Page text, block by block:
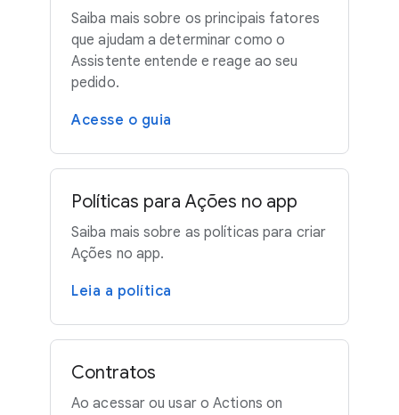
Saiba mais sobre os principais fatores
que ajudam a determinar como o
Assistente entende e reage ao seu
pedido.
Acesse o guia
Políticas para Ações no app
Saiba mais sobre as políticas para criar
Ações no app.
Leia a política
Contratos
Ao acessar ou usar o Actions on